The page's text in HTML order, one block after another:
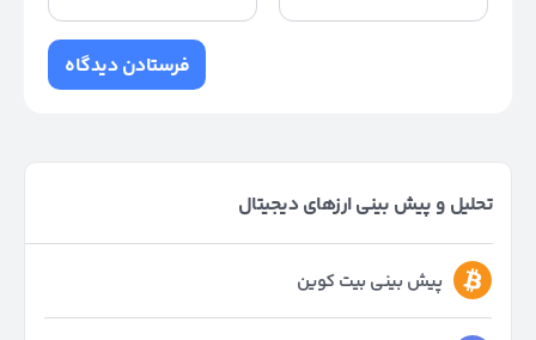
تحلیل و پیش بینی ارزهای دیجیتال
پیش بینی بیت کوین